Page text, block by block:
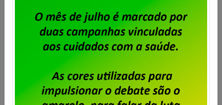
Foi eleita a Organização por Local de Trabalho dos
trabalhadores e trabalhadoras da BBTS. A votação
ocorreu nos dias 4 e 5 de novembro, conforme edital
publicado no site do Sindicato. A chapa Força e
União foi eleita com 94% dos votos para mandato de
dois (dois) anos, com início no dia 12 de novembro […]
Saiba mais